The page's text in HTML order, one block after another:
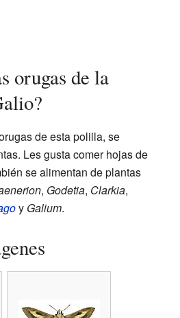
orugas de la
de esta polilla, se
Les gusta comer hojas de
se alimentan de plantas
, Godetia, Clarkia,
y Galium.